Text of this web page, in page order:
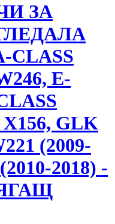
ЗА
CLASS
E-
GLK
(2009-
2018) -